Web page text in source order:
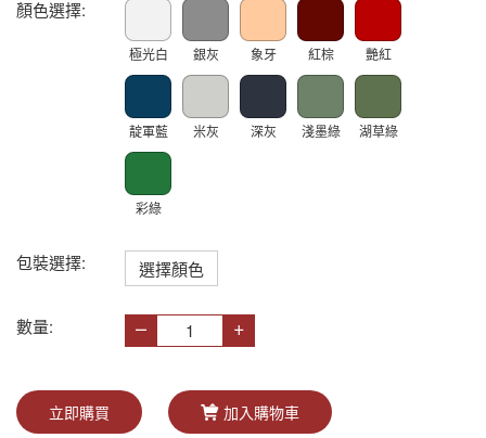
顏色選擇:
極光白 銀灰 象牙 紅棕 艷紅
靛軍藍 米灰 深灰 淺墨綠 湖草綠
彩綠
包裝選擇: 選擇顏色
數量: – +
立即購買 加入購物車